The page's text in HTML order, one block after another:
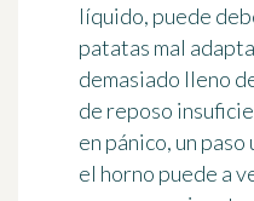
líquido, puede
patatas mal
demasiado lleno
de reposo
en pánico, un
el horno puede a